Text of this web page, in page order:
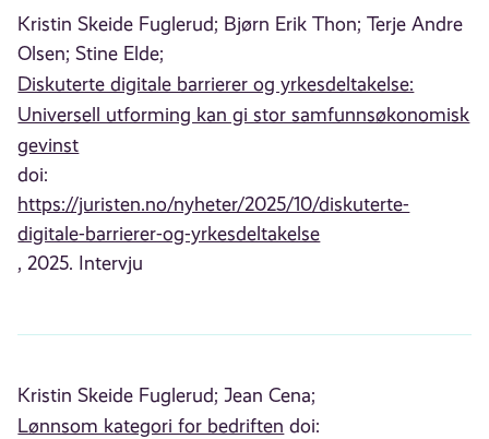
Kristin Skeide Fuglerud; Bjørn Erik Thon; Terje Andre
Olsen; Stine Elde;
Diskuterte digitale barrierer og yrkesdeltakelse:
Universell utforming kan gi stor samfunnsøkonomisk
gevinst
doi:
https://juristen.no/nyheter/2025/10/diskuterte-
digitale-barrierer-og-yrkesdeltakelse
, 2025. Intervju
Kristin Skeide Fuglerud; Jean Cena;
Lønnsom kategori for bedriften doi: